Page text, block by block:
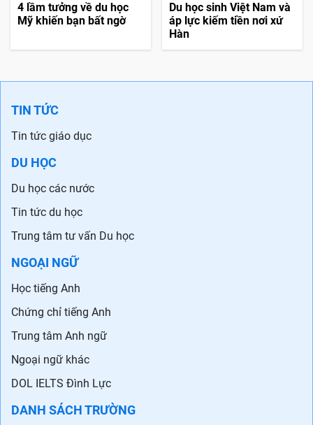
4 lầm tưởng về du học
Mỹ khiến bạn bất ngờ
Du học sinh Việt Nam và
áp lực kiếm tiền nơi xứ
Hàn
TIN TỨC
Tin tức giáo dục
DU HỌC
Du học các nước
Tin tức du học
Trung tâm tư vấn Du học
NGOẠI NGỮ
Học tiếng Anh
Chứng chỉ tiếng Anh
Trung tâm Anh ngữ
Ngoại ngữ khác
DOL IELTS Đình Lực
DANH SÁCH TRƯỜNG